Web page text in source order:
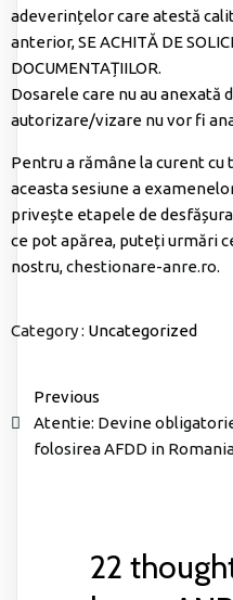
adeverințelor care atestă
anterior, SE ACHITĂ DE
DOCUMENTAȚIILOR.
Dosarele care nu au anexată
autorizare/vizare nu vor fi
Pentru a rămâne la curent
aceasta sesiune a
privește etapele de
ce pot apărea, puteți urmări
nostru,chestionare-anre.ro.
Category : Uncategorized
Previous
Atentie: Devine
folosirea AFDD in
22